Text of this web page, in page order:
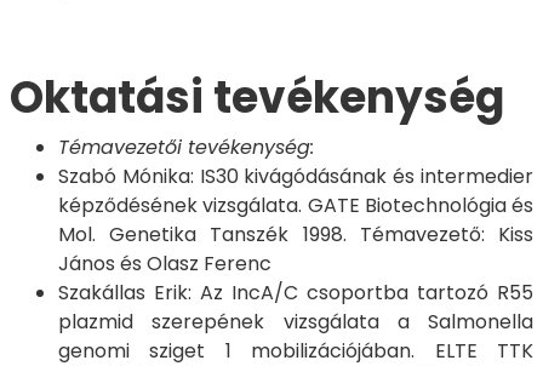
Oktatási tevékenység
Témavezetői tevékenység:
Szabó Mónika: IS30 kivágódásának és intermedier
képződésének vizsgálata. GATE Biotechnológia és
Mol. Genetika Tanszék 1998. Témavezető: Kiss
János és Olasz Ferenc
Szakállas Erik: Az IncA/C csoportba tartozó R55
plazmid szerepének vizsgálata a Salmonella
genomi sziget 1 mobilizációjában. ELTE TTK